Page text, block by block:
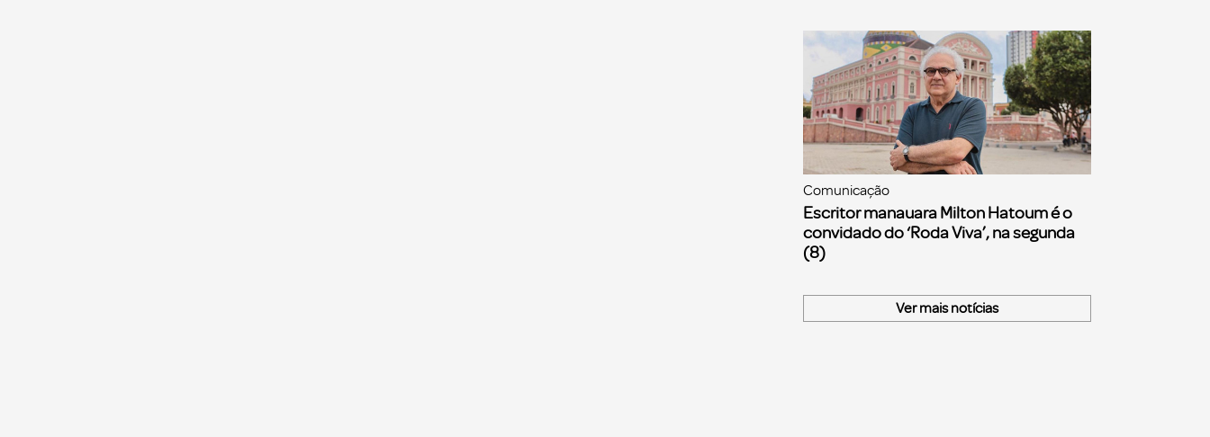
Comunicação
Escritor manauara Milton Hatoum é o
convidado do ‘Roda Viva’, na segunda
(8)
Ver mais notícias